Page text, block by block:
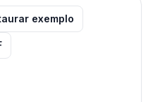
exemplo